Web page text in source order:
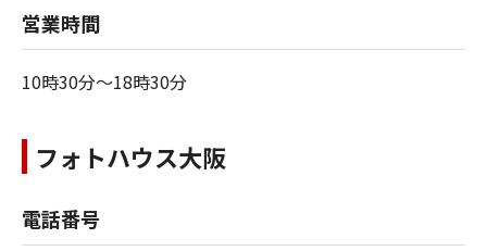
営業時間
10時30分～18時30分
フォトハウス大阪
電話番号